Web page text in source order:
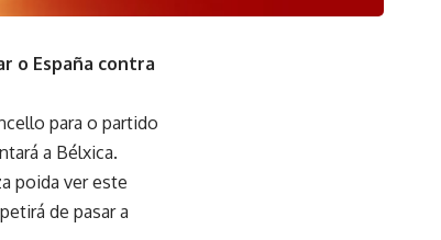
o España contra
para o partido
a Bélxica.
poida ver este
de pasar a